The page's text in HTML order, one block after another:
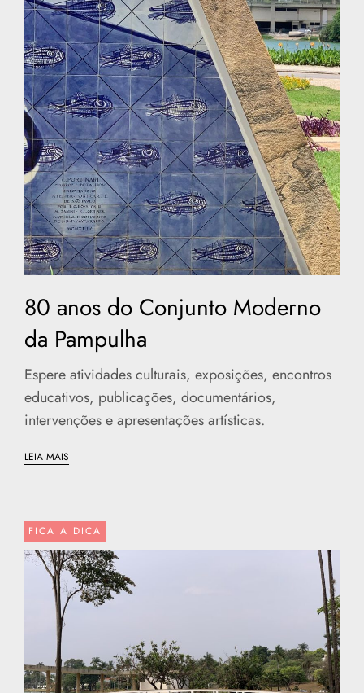
80 anos do Conjunto Moderno
da Pampulha
Espere atividades culturais, exposições, encontros
educativos, publicações, documentários,
intervenções e apresentações artísticas.
LEIA MAIS
FICA A DICA